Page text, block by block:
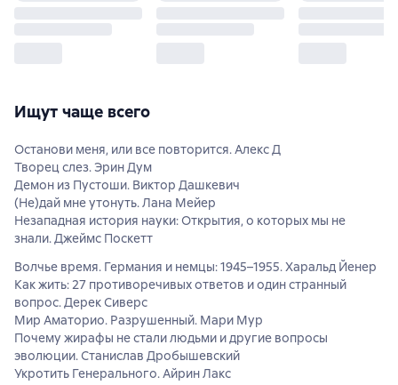
Ищут чаще всего
Останови меня, или все повторится. Алекс Д
Творец слез. Эрин Дум
Демон из Пустоши. Виктор Дашкевич
(Не)дай мне утонуть. Лана Мейер
Незападная история науки: Открытия, о которых мы не
знали. Джеймс Поскетт
Волчье время. Германия и немцы: 1945–1955. Харальд Йенер
Как жить: 27 противоречивых ответов и один странный
вопрос. Дерек Сиверс
Мир Аматорио. Разрушенный. Мари Мур
Почему жирафы не стали людьми и другие вопросы
эволюции. Станислав Дробышевский
Укротить Генерального. Айрин Лакс